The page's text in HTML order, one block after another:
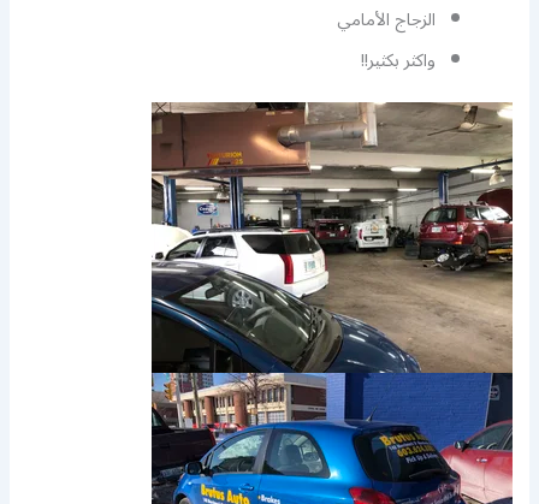
الزجاج الأمامي
واكثر بكثير!!